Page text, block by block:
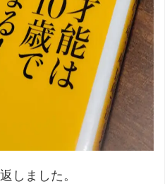
しました。